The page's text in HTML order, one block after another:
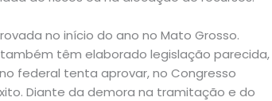
no início do ano no Mato Grosso.
têm elaborado legislação parecida,
federal tenta aprovar, no Congresso
Diante da demora na tramitação e do